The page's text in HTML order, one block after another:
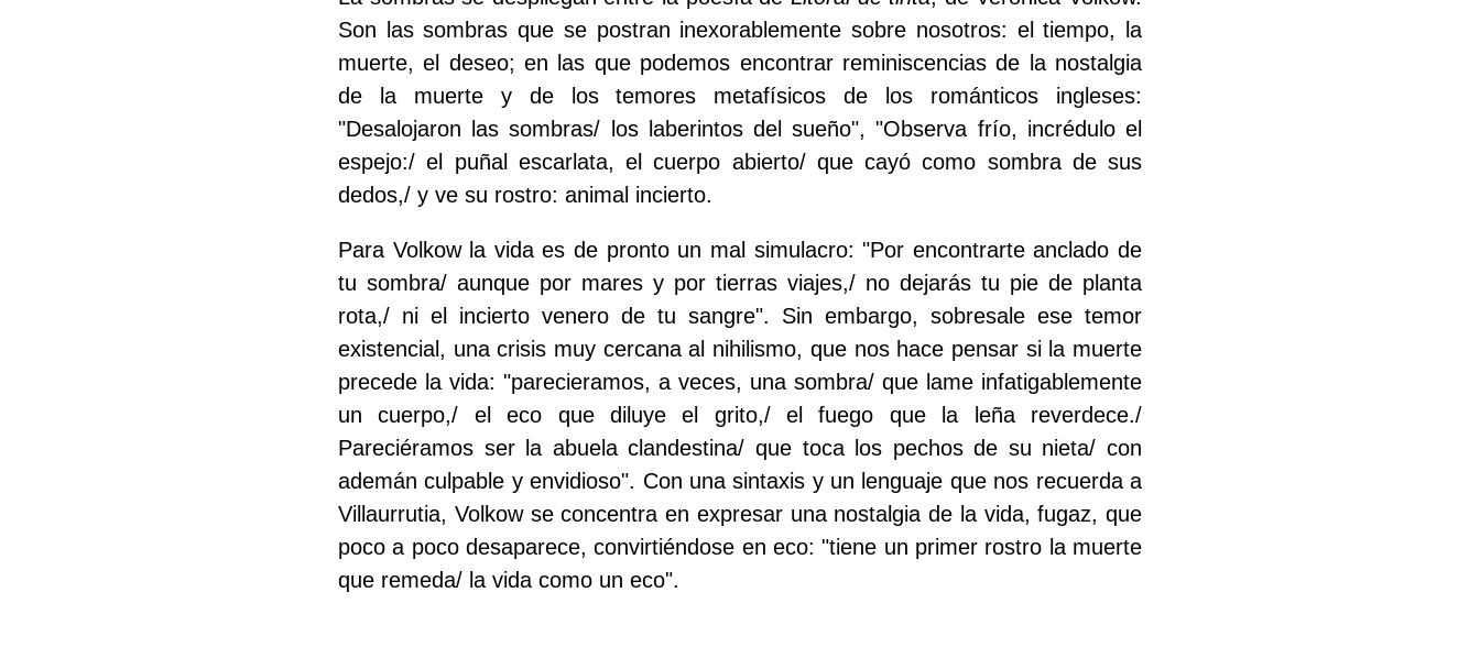
Son las sombras que se postran inexorablemente sobre nosotros: el tiempo, la
muerte, el deseo; en las que podemos encontrar reminiscencias de la nostalgia
de la muerte y de los temores metafísicos de los románticos ingleses:
"Desalojaron las sombras/ los laberintos del sueño", "Observa frío, incrédulo el
espejo:/ el puñal escarlata, el cuerpo abierto/ que cayó como sombra de sus
dedos,/ y ve su rostro: animal incierto.
Para Volkow la vida es de pronto un mal simulacro: "Por encontrarte anclado de
tu sombra/ aunque por mares y por tierras viajes,/ no dejarás tu pie de planta
rota,/ ni el incierto venero de tu sangre". Sin embargo, sobresale ese temor
existencial, una crisis muy cercana al nihilismo, que nos hace pensar si la muerte
precede la vida: "parecieramos, a veces, una sombra/ que lame infatigablemente
un cuerpo,/ el eco que diluye el grito,/ el fuego que la leña reverdece./
Pareciéramos ser la abuela clandestina/ que toca los pechos de su nieta/ con
ademán culpable y envidioso". Con una sintaxis y un lenguaje que nos recuerda a
Villaurrutia, Volkow se concentra en expresar una nostalgia de la vida, fugaz, que
poco a poco desaparece, convirtiéndose en eco: "tiene un primer rostro la muerte
que remeda/ la vida como un eco".